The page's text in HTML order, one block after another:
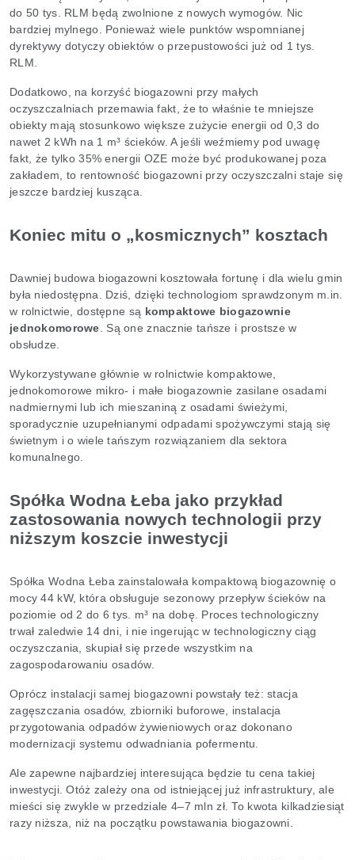
do 50 tys. RLM będą zwolnione z nowych wymogów. Nic
bardziej mylnego. Ponieważ wiele punktów wspomnianej
dyrektywy dotyczy obiektów o przepustowości już od 1 tys.
RLM.
Dodatkowo, na korzyść biogazowni przy małych
oczyszczalniach przemawia fakt, że to właśnie te mniejsze
obiekty mają stosunkowo większe zużycie energii od 0,3 do
nawet 2 kWh na 1 m³ ścieków. A jeśli weźmiemy pod uwagę
fakt, że tylko 35% energii OZE może być produkowanej poza
zakładem, to rentowność biogazowni przy oczyszczalni staje się
jeszcze bardziej kusząca.
Koniec mitu o „kosmicznych” kosztach
Dawniej budowa biogazowni kosztowała fortunę i dla wielu gmin
była niedostępna. Dziś, dzięki technologiom sprawdzonym m.in.
w rolnictwie, dostępne są kompaktowe biogazownie
jednokomorowe. Są one znacznie tańsze i prostsze w
obsłudze.
Wykorzystywane głównie w rolnictwie kompaktowe,
jednokomorowe mikro- i małe biogazownie zasilane osadami
nadmiernymi lub ich mieszaniną z osadami świeżymi,
sporadycznie uzupełnianymi odpadami spożywczymi stają się
świetnym i o wiele tańszym rozwiązaniem dla sektora
komunalnego.
Spółka Wodna Łeba jako przykład
zastosowania nowych technologii przy
niższym koszcie inwestycji
Spółka Wodna Łeba zainstalowała kompaktową biogazownię o
mocy 44 kW, która obsługuje sezonowy przepływ ścieków na
poziomie od 2 do 6 tys. m³ na dobę. Proces technologiczny
trwał zaledwie 14 dni, i nie ingerując w technologiczny ciąg
oczyszczania, skupiał się przede wszystkim na
zagospodarowaniu osadów.
Oprócz instalacji samej biogazowni powstały też: stacja
zagęszczania osadów, zbiorniki buforowe, instalacja
przygotowania odpadów żywieniowych oraz dokonano
modernizacji systemu odwadniania pofermentu.
Ale zapewne najbardziej interesująca będzie tu cena takiej
inwestycji. Otóż zależy ona od istniejącej już infrastruktury, ale
mieści się zwykle w przedziale 4–7 mln zł. To kwota kilkadziesiąt
razy niższa, niż na początku powstawania biogazowni.